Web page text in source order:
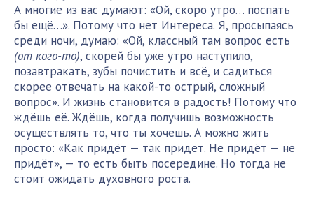
А многие из вас думают: «Ой, скоро утро… поспать
бы ещё…». Потому что нет Интереса. Я, просыпаясь
среди ночи, думаю: «Ой, классный там вопрос есть
(от кого-то), скорей бы уже утро наступило,
позавтракать, зубы почистить и всё, и садиться
скорее отвечать на какой-то острый, сложный
вопрос». И жизнь становится в радость! Потому что
ждёшь её. Ждёшь, когда получишь возможность
осуществлять то, что ты хочешь. А можно жить
просто: «Как придёт — так придёт. Не придёт — не
придёт», — то есть быть посередине. Но тогда не
стоит ожидать духовного роста.